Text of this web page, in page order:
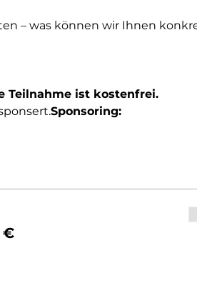
Teilnahme ist kostenfrei.
Sponsoring:
€